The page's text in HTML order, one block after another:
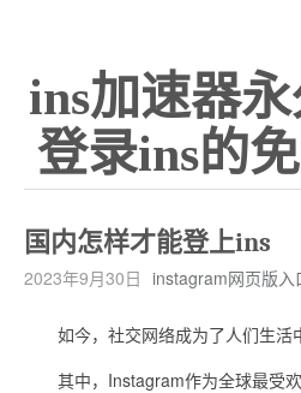
ins加速器
登录ins的
国内怎样才能登上ins
2023年9月30日 instagram网页版入
如今，社交网络成为了人们生活
其中，Instagram作为全球最受欢